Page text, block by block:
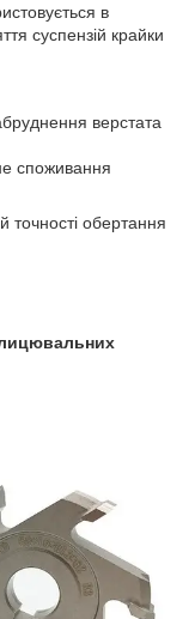
в
суспензій крайки
верстата
споживання
точності обертання